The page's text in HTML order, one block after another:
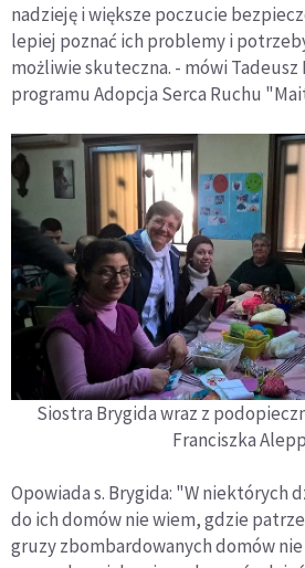
nadzieję i większe poczucie
lepiej poznać ich problemy i
możliwie skuteczna. - mówi
programu Adopcja Serca Ruchu
Siostra Brygida wraz z
Franciszka
Opowiada s. Brygida: "W niektórych
do ich domów nie wiem, gdzie
gruzy zbombardowanych domów nie